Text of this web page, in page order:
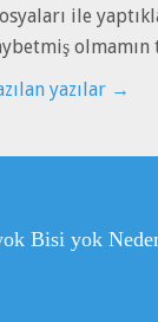
ile
olmamın
yazılar →
Bisi yok